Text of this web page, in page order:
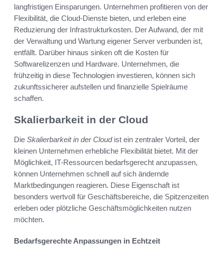
langfristigen Einsparungen. Unternehmen profitieren von der
Flexibilität, die Cloud-Dienste bieten, und erleben eine
Reduzierung der Infrastrukturkosten. Der Aufwand, der mit
der Verwaltung und Wartung eigener Server verbunden ist,
entfällt. Darüber hinaus sinken oft die Kosten für
Softwarelizenzen und Hardware. Unternehmen, die
frühzeitig in diese Technologien investieren, können sich
zukunftssicherer aufstellen und finanzielle Spielräume
schaffen.
Skalierbarkeit in der Cloud
Die Skalierbarkeit in der Cloudist ein zentraler Vorteil, der
kleinen Unternehmen erhebliche Flexibilität bietet. Mit der
Möglichkeit, IT-Ressourcen bedarfsgerecht anzupassen,
können Unternehmen schnell auf sich ändernde
Marktbedingungen reagieren. Diese Eigenschaft ist
besonders wertvoll für Geschäftsbereiche, die Spitzenzeiten
erleben oder plötzliche Geschäftsmöglichkeiten nutzen
möchten.
Bedarfsgerechte Anpassungen in Echtzeit